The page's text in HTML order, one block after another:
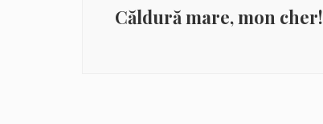
Căldură mare, mon cher!